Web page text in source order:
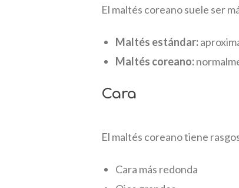
El maltés coreano suele ser
Maltés estándar:
Maltés coreano:
Cara
El maltés coreano tiene
Cara más redonda